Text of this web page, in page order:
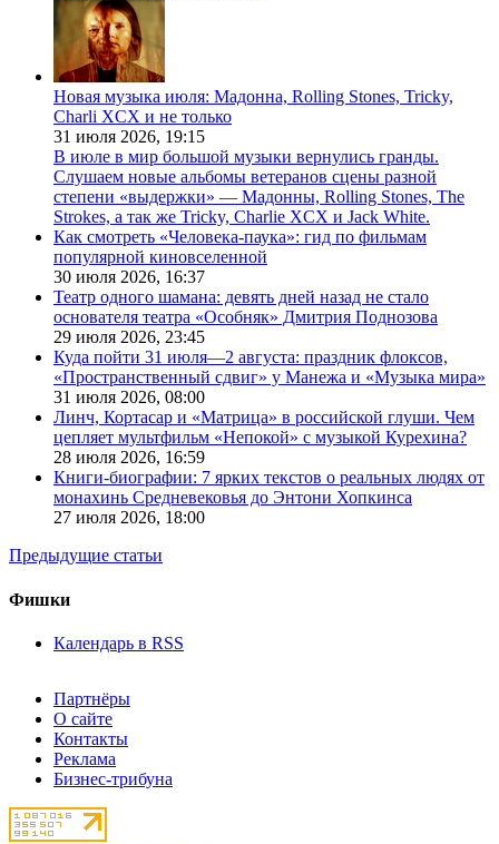
Новая музыка июля: Мадонна, Rolling Stones, Tricky,
Charli XCX и не только
31 июля 2026, 19:15
В июле в мир большой музыки вернулись гранды.
Слушаем новые альбомы ветеранов сцены разной
степени «выдержки» — Мадонны, Rolling Stones, The
Strokes, а так же Tricky, Charlie XCX и Jack White.
Как смотреть «Человека-паука»: гид по фильмам
популярной киновселенной
30 июля 2026, 16:37
Театр одного шамана: девять дней назад не стало
основателя театра «Особняк» Дмитрия Поднозова
29 июля 2026, 23:45
Куда пойти 31 июля—2 августа: праздник флоксов,
«Пространственный сдвиг» у Манежа и «Музыка мира»
31 июля 2026, 08:00
Линч, Кортасар и «Матрица» в российской глуши. Чем
цепляет мультфильм «Непокой» с музыкой Курехина?
28 июля 2026, 16:59
Книги-биографии: 7 ярких текстов о реальных людях от
монахинь Средневековья до Энтони Хопкинса
27 июля 2026, 18:00
Предыдущие статьи
Фишки
Календарь в RSS
Партнёры
О сайте
Контакты
Реклама
Бизнес-трибуна